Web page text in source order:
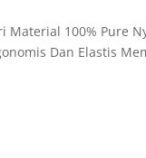
e
n
Material 100% Pure
Dan Elastis